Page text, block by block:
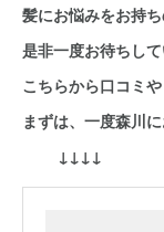
髪にお悩みをお持ち
是非一度お待ちして
こちらから口コミ
まずは、一度森川
↓↓↓↓